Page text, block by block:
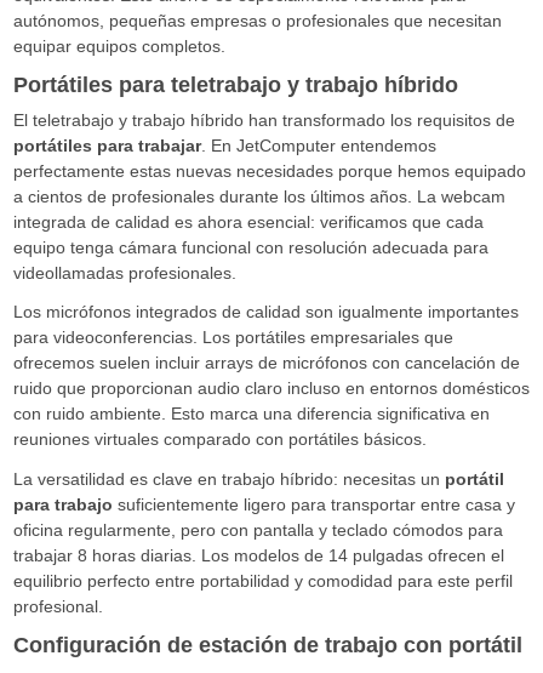
autónomos, pequeñas empresas o profesionales que necesitan
equipar equipos completos.
Portátiles para teletrabajo y trabajo híbrido
El teletrabajo y trabajo híbrido han transformado los requisitos de
portátiles para trabajar. En JetComputer entendemos
perfectamente estas nuevas necesidades porque hemos equipado
a cientos de profesionales durante los últimos años. La webcam
integrada de calidad es ahora esencial: verificamos que cada
equipo tenga cámara funcional con resolución adecuada para
videollamadas profesionales.
Los micrófonos integrados de calidad son igualmente importantes
para videoconferencias. Los portátiles empresariales que
ofrecemos suelen incluir arrays de micrófonos con cancelación de
ruido que proporcionan audio claro incluso en entornos domésticos
con ruido ambiente. Esto marca una diferencia significativa en
reuniones virtuales comparado con portátiles básicos.
La versatilidad es clave en trabajo híbrido: necesitas un portátil
para trabajo suficientemente ligero para transportar entre casa y
oficina regularmente, pero con pantalla y teclado cómodos para
trabajar 8 horas diarias. Los modelos de 14 pulgadas ofrecen el
equilibrio perfecto entre portabilidad y comodidad para este perfil
profesional.
Configuración de estación de trabajo con portátil